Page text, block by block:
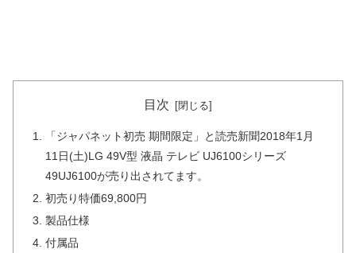
目次
「ジャパネット初売 期間限定」と読売新聞2018年1月
11日(土)LG 49V型 液晶 テレビ UJ6100シリーズ
49UJ6100が売り出されてます。
初売り特価69,800円
製品仕様
付属品